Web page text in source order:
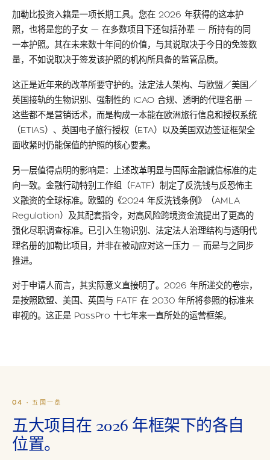
加勒比投资入籍是一项长期工具。您在 2026 年获得的这本护
照，也将是您的子女 — 在多数项目下还包括孙辈 — 所持有的同
一本护照。其在未来数十年间的价值，与其说取决于今日的免签数
量，不如说取决于签发该护照的机构所具备的监管品质。
这正是近年来的改革所要守护的。法定法人架构、与欧盟／美国／
英国接轨的生物识别、强制性的 ICAO 合规、透明的代理名册 —
这些都不是营销话术，而是构成一本能在欧洲旅行信息和授权系统
（ETIAS）、英国电子旅行授权（ETA）以及美国双边签证框架全
面收紧时仍能保值的护照的核心要素。
另一层值得点明的影响是：上述改革明显与国际金融诚信标准的走
向一致。金融行动特别工作组（FATF）制定了反洗钱与反恐怖主
义融资的全球标准。欧盟的《2024 年反洗钱条例》（AMLA
Regulation）及其配套指令，对高风险跨境资金流提出了更高的
强化尽职调查标准。已引入生物识别、法定法人治理结构与透明代
理名册的加勒比项目，并非在被动应对这一压力 — 而是与之同步
推进。
对于申请人而言，其实际意义直接明了。2026 年所递交的卷宗，
是按照欧盟、美国、英国与 FATF 在 2030 年所将参照的标准来
审视的。这正是 PassPro 十七年来一直所处的运营框架。
04 · 五国一览
五大项目在 2026 年框架下的各自
位置。